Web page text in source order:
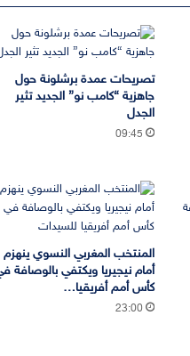
تصريحات عمدة برشلونة حول
جاهزية “كامب نو” الجديد تثير
الجدل
09:45
المنتخب المغربي النسوي ينهزم
أمام نيجيريا ويكتفي بالوصافة
كأس أمم أفريقيا…
23:00